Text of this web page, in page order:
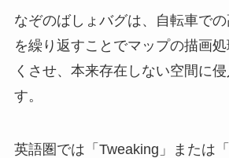
なぞのばしょバグは、自転車で
を繰り返すことでマップの描画
くさせ、本来存在しない空間に
す。
英語圏では「Tweaking」または